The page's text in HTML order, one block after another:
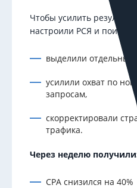
Чтобы усилить
настроили РСЯ и поиск:
выделили отдельные
усилили охват по
запросам,
скорректировали
трафика.
Через неделю
CPA снизился на 40%